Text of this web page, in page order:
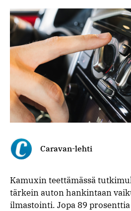
Caravan-lehti
Kamuxin teettämässä
tärkein auton hankintaan
ilmastointi. Jopa 89